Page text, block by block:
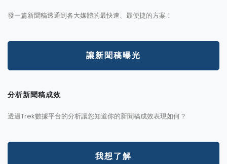
發一篇新聞稿透通到各大媒體的最快速、最便捷的方案！
讓新聞稿曝光
分析新聞稿成效
透過Trek數據平台的分析讓您知道你的新聞稿成效表現如何？
我想了解